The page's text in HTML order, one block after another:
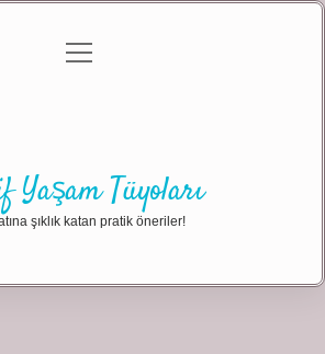
Gizlilik Politikası
menüyü
Yaşam Tüyoları
şıklık katan pratik öneriler!